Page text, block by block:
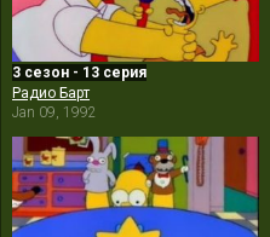
3 сезон - 13 серия
Радио Барт
Jan 09, 1992